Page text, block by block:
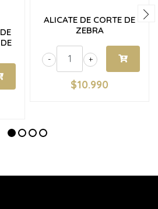
ALICATE DE CORTE DE
ZEBRA
+
-
$10.990